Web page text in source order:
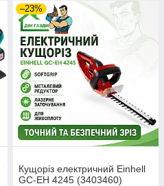
–23%
Кущоріз електричний Einhell
GC-EH 4245 (3403460)